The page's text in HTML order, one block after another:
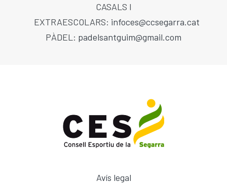
CASALS I
EXTRAESCOLARS: infoces@ccsegarra.cat
PÀDEL: padelsantguim@gmail.com
Avís legal